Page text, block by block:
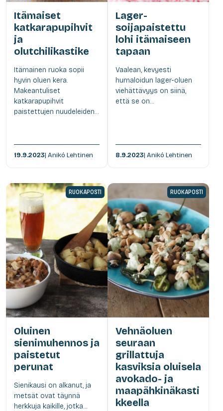
Itämaiset
katkarapupihvit
ja
olutchilikastike
Itämainen ruoka sopii
hyvin oluen kera.
Makeantuliset
katkarapupihvit
paistettujen nuudeleiden...
19.9.2023| Anikó Lehtinen
Lager-
soijapaistettu
lohi itämaiseen
tapaan
Vaalean, kevyesti
humaloidun lager-oluen
viehättävyys on siinä,
että se on...
8.9.2023| Anikó Lehtinen
RUOKAPOSTI
Oluinen
sienimuhennos ja
paistetut
perunat
Sienikausi on alkanut, ja
metsät ovat täynnä
herkkuja kaikille, jotka...
RUOKAPOSTI
Vehnäoluen
seuraan
grillattuja
kasviksia oluisela
avokado- ja
maapähkinäkasti
kkeella